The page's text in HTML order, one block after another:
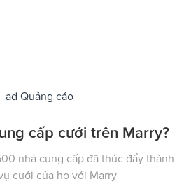
ad Quảng cáo
cấp cưới trên Marry?
nhà cung cấp đã thúc đẩy thành
cưới của họ với Marry